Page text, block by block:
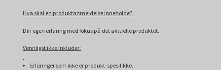
Hva skal en produktanmeldelse inneholde?
Din egen erfaring med fokus på det aktuelle produktet.
Vennligst ikke inkluder:
Erfaringer som ikke er produkt-spesifikke.